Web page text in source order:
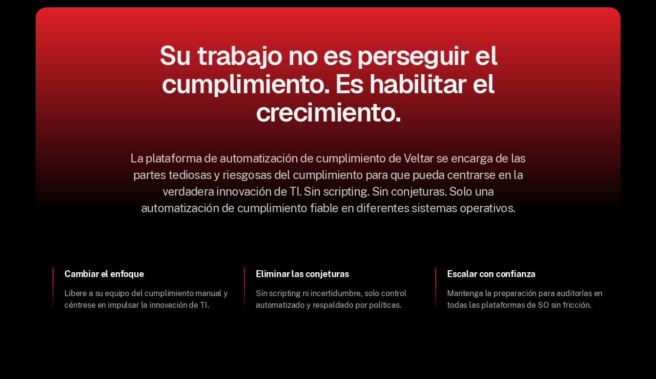
Su trabajo no es perseguir el
cumplimiento. Es habilitar el
crecimiento.
La plataforma de automatización de cumplimiento de Veltar se encarga de las
partes tediosas y riesgosas del cumplimiento para que pueda centrarse en la
verdadera innovación de TI. Sin scripting. Sin conjeturas. Solo una
automatización de cumplimiento fiable en diferentes sistemas operativos.
Cambiar el enfoque
Libere a su equipo del cumplimiento manual y
céntrese en impulsar la innovación de TI.
Eliminar las conjeturas
Sin scripting ni incertidumbre, solo control
automatizado y respaldado por políticas.
Escalar con confianza
Mantenga la preparación para auditorías en
todas las plataformas de SO sin fricción.